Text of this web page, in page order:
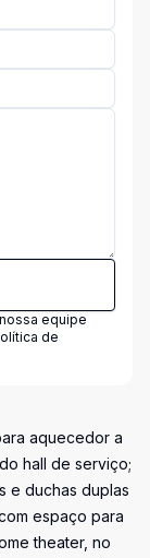
equipe
de
aquecedor a
hall de serviço;
e duchas duplas
espaço para
theater, no